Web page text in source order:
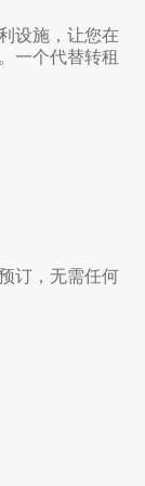
设施，让您在
一个代替转租
订，无需任何